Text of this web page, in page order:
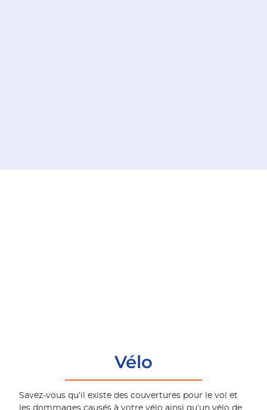
Vélo
Savez-vous qu’il existe des couvertures pour le vol et
les dommages causés à votre vélo ainsi qu’un vélo de